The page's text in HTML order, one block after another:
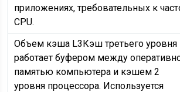
приложениях, требовательных к
CPU.
Объем кэша L3Кэш третьего уровня
работает буфером между
памятью компьютера и кэшем 2
уровня процессора. Используется